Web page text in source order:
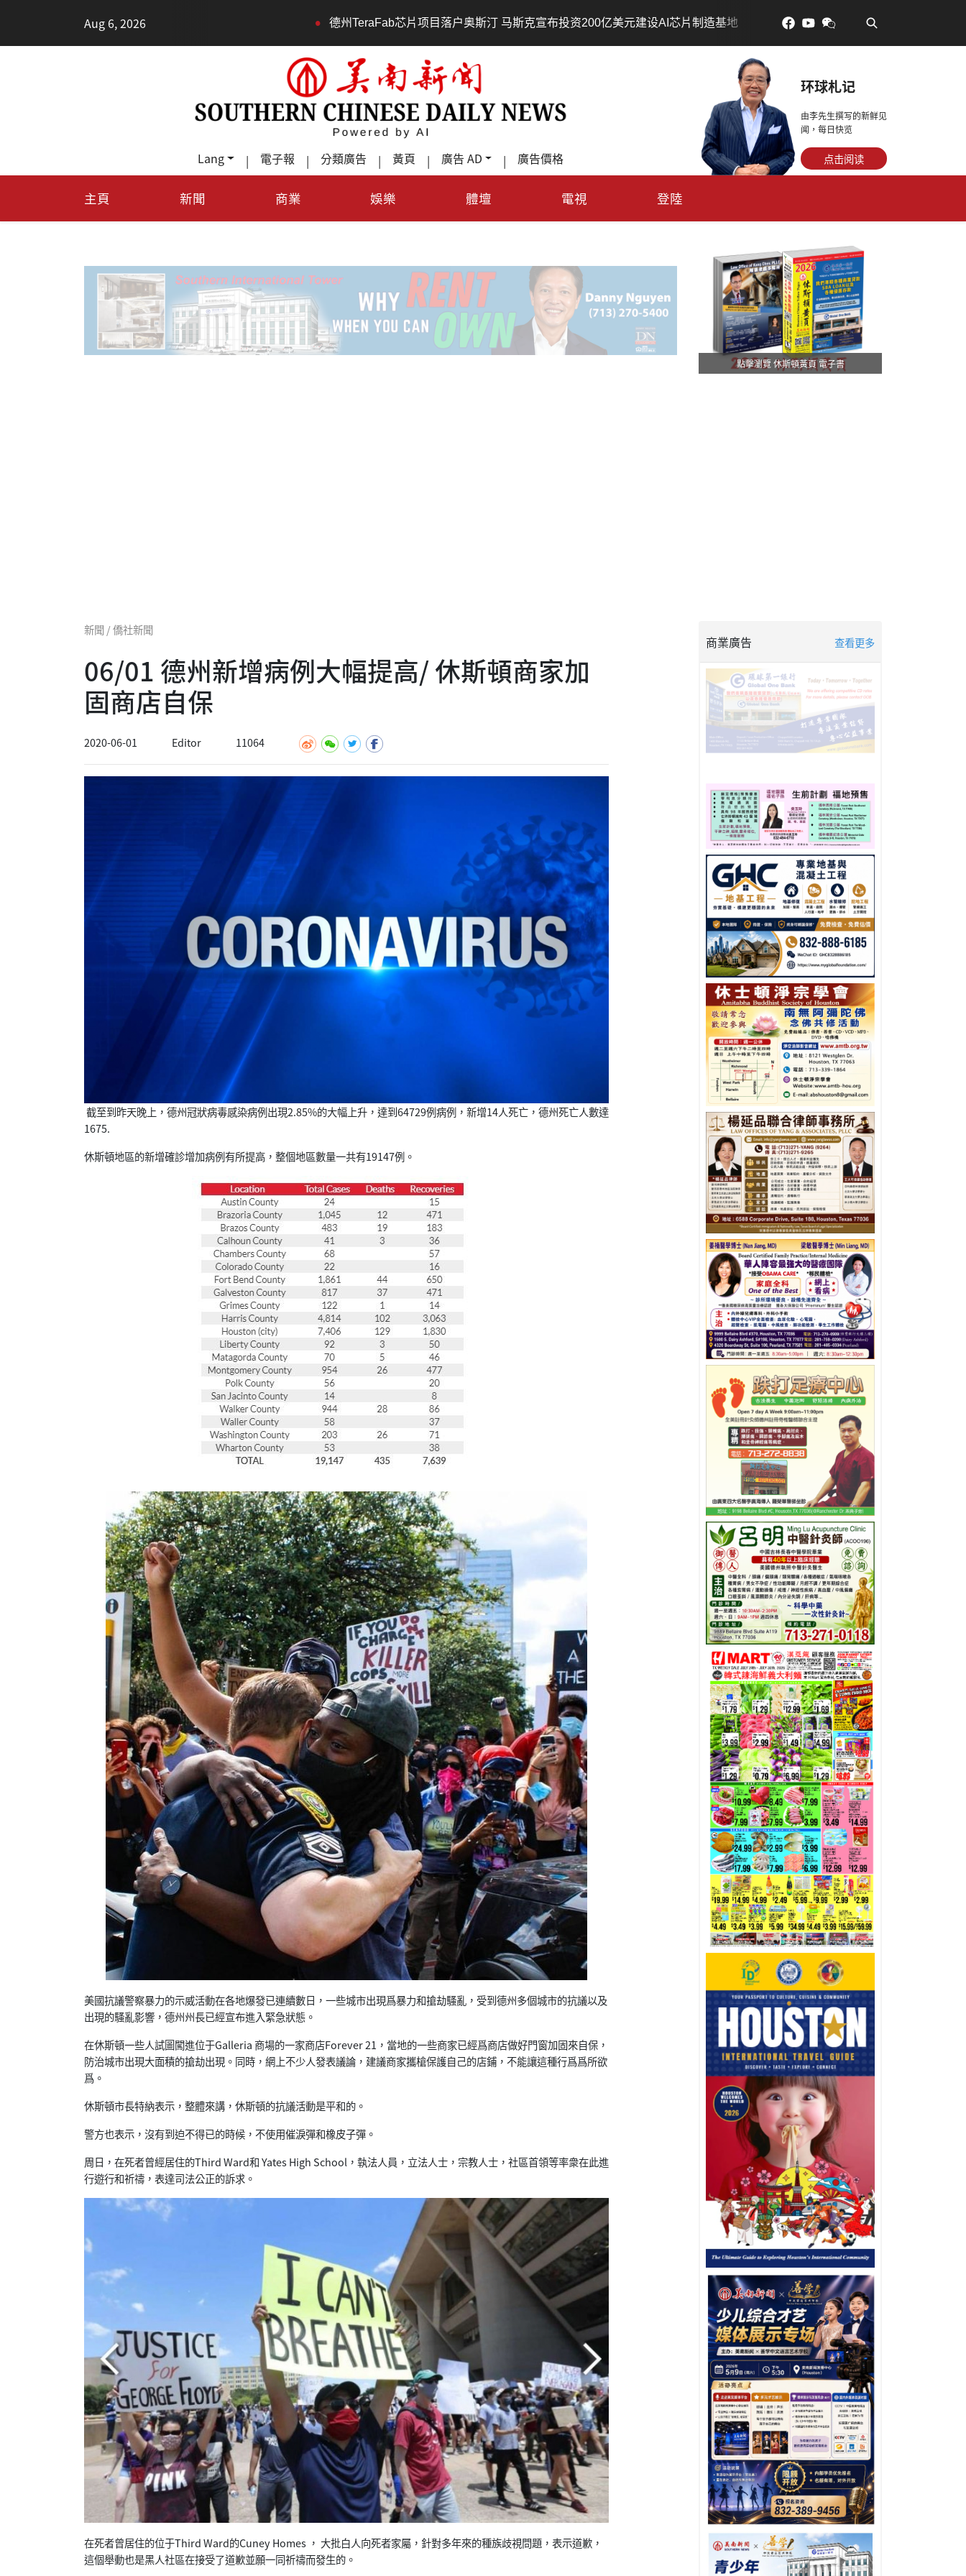
Aug 6, 2026 德州TeraFab芯片项目落户奥斯汀 马斯克宣布投资200亿美元建设AI芯片制造基地 • 吃對了更年輕：花青素如何守住細胞、血管與大腦活力
Lang | 電子報 | 分類廣告 | 黃頁 | 廣告 AD | 廣告價格
环球札记
由李先生撰写的新鲜见
闻，每日快览
点击阅读
主頁 新聞 商業 娛樂 體壇 電視 登陸
點擊瀏覽 休斯頓黃頁 電子書
新聞 / 僑社新聞
06/01 德州新增病例大幅提高/ 休斯頓商家加
固商店自保
2020-06-01 Editor 11064
截至到昨天晚上，德州冠狀病毒感染病例出現2.85%的大幅上升，達到64729例病例，新增14人死亡，德州死亡人數達
1675.
休斯頓地區的新增確診增加病例有所提高，整個地區數量一共有19147例。
美國抗議警察暴力的示威活動在各地爆發已連續數日，一些城市出現爲暴力和搶劫騷亂，受到德州多個城市的抗議以及
出現的騷亂影響，德州州長已經宣布進入緊急狀態。
在休斯頓一些人試圖闖進位于Galleria 商場的一家商店Forever 21，當地的一些商家已經爲商店做好門窗加固來自保，
防治城市出現大面積的搶劫出現。同時，網上不少人發表議論，建議商家攜槍保護自己的店鋪，不能讓這種行爲爲所欲
爲。
休斯頓市長特納表示，整體來講，休斯頓的抗議活動是平和的。
警方也表示，沒有到迫不得已的時候，不使用催淚彈和橡皮子彈。
周日，在死者曾經居住的Third Ward和 Yates High School，執法人員，立法人士，宗教人士，社區首領等率衆在此進
行遊行和祈禱，表達司法公正的訴求。
在死者曾居住的位于Third Ward的Cuney Homes ， 大批白人向死者家屬，針對多年來的種族歧視問題，表示道歉，
這個舉動也是黑人社區在接受了道歉並願一同祈禱而發生的。
商業廣告 查看更多